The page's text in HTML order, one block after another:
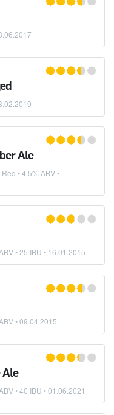
Ale
Red • 4.5% ABV •
• 25 IBU • 16.01.2015
•09.04.2015
Ale
• 40 IBU •01.06.2021